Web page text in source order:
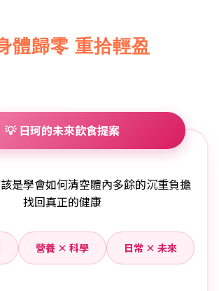
體歸零 重拾輕盈
💡 日珂的未來飲食提案
是學會如何清空體內多餘的沉重負擔
找回真正的健康
營養 × 科學 日常 × 未來